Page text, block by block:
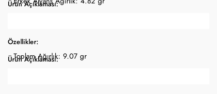
Ürün Açıklaması:
Özellikler:
Toplam Ağırlık: 9.07 gr
Ürün Açıklaması: